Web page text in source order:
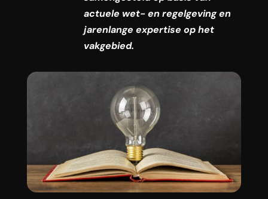
actuele wet- en regelgeving en
jarenlange expertise op het
vakgebied.